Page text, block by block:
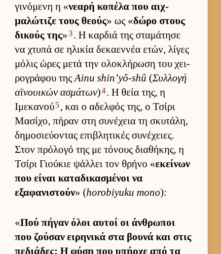
γινόμενη η «νεαρή κοπέλα που αιχ­
μαλώτιζε τους θεούς» ως «δώρο στους
δικούς της»3. Η καρ­διά της σταμάτησε
να χτυπά σε ηλικία δεκαεν­νέα ετών, λίγες
μόλις ώρες μετά την ολοκλήρωση του χει­
ρογράφου τηςAinu shin’yô-shû (Συλ­λογή
αϊνουι­κών ασμάτων)4. Η θεία της, η
Ιμεκανού5, και ο αδελ­φός της, ο Τσίρι
Μασίχο, πήραν στη συνέχεια τη σκυτάλη,
δημοσιεύ­οντας επιβλητικές συνέχειες.
Στον πρόλογό της με τόνους δια­θήκης, η
Τσίρι Γιού­κιε ψάλ­λει τον θρήνο «εκεί­νων
που εί­ναι καταδικασμένοι να
εξαφανιστούν» (horobiyuku mono):
«Πού πήγαν όλοι αυ­τοί οι άν­θρωποι
που ζού­σαν ει­ρηνικά στα βουνά και στις
πεδιάδες; Η φύση που υπήρχε από τα